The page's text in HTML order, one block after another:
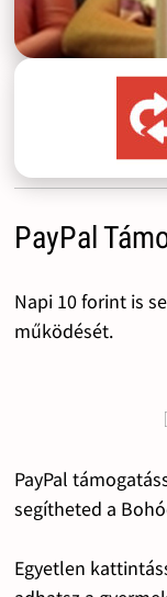
PayPal
Napi 10 forint is
működését.
PayPal
segítheted a
Egyetlen